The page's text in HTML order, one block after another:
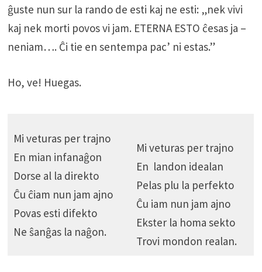
ĝuste nun sur la rando de esti kaj ne esti: „nek vivi
kaj nek morti povos vi jam. ETERNA ESTO ĉesas ja –
neniam…. Ĉi tie en sentempa pac’ ni estas.”
Ho, ve! Huegas.
Mi veturas per trajno
En mian infanaĝon
Dorse al la direkto
Ĉu ĉiam nun jam ajno
Povas esti difekto
Ne ŝanĝas la naĝon.
Mi veturas per trajno
En landon idealan
Pelas plu la perfekto
Ĉu iam nun jam ajno
Ekster la homa sekto
Trovi mondon realan.